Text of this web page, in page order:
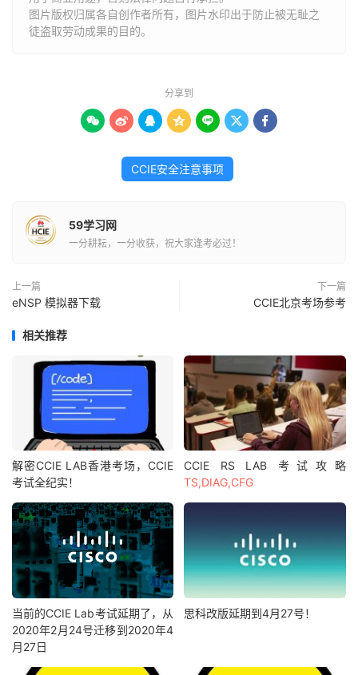
图片版权归属各自创作者所有，图片水印出于防止被无耻之
徒盗取劳动成果的目的。
分享到
      
CCIE安全注意事项
59学习网
一分耕耘，一分收获，祝大家逢考必过！
上一篇
eNSP 模拟器下载
下一篇
CCIE北京考场参考
相关推荐
解密CCIE LAB香港考场，CCIE
考试全纪实！
CCIE RS LAB 考试攻略
TS,DIAG,CFG
当前的CCIE Lab考试延期了，从
2020年2月24号迁移到2020年4
月27日
思科改版延期到4月27号！